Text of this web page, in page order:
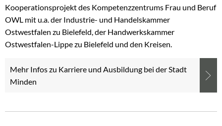
Kooperationsprojekt des Kompetenzzentrums Frau und Beruf
OWL mit u.a. der Industrie- und Handelskammer
Ostwestfalen zu Bielefeld, der Handwerkskammer
Ostwestfalen-Lippe zu Bielefeld und den Kreisen.
Mehr Infos zu Karriere und Ausbildung bei der Stadt
Minden